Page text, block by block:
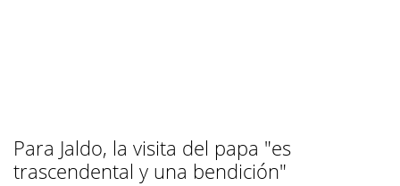
Para Jaldo, la visita del papa "es
trascendental y una bendición"